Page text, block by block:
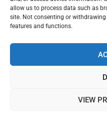
allow us to process data such as
site. Not consenting or
features and functions.
VIEW
Κάσιος Κοιν.Σ.Επ
Κάσιος Κοινωνική
Copyright © 2018-